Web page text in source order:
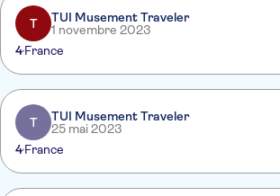
T
TUI Musement Traveler
1 novembre 2023
4France
T
TUI Musement Traveler
25 mai 2023
4France